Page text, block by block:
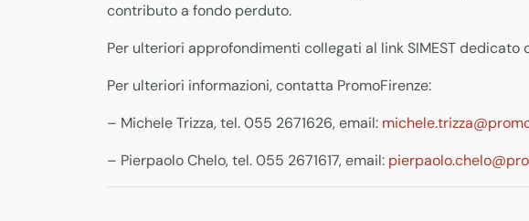
contributo a fondo perduto.
Per ulteriori approfondimenti collegati al link SIMEST dedicato
Per ulteriori informazioni, contatta PromoFirenze:
– Michele Trizza, tel. 055 2671626, email:
– Pierpaolo Chelo, tel. 055 2671617, email: